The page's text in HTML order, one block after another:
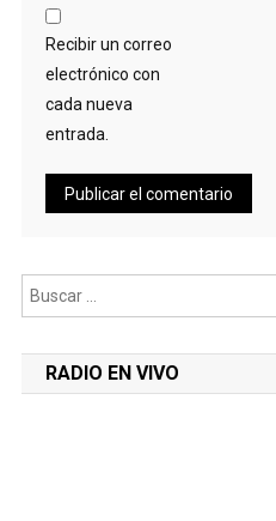
Recibir un correo
electrónico con
cada nueva
entrada.
RADIO EN VIVO